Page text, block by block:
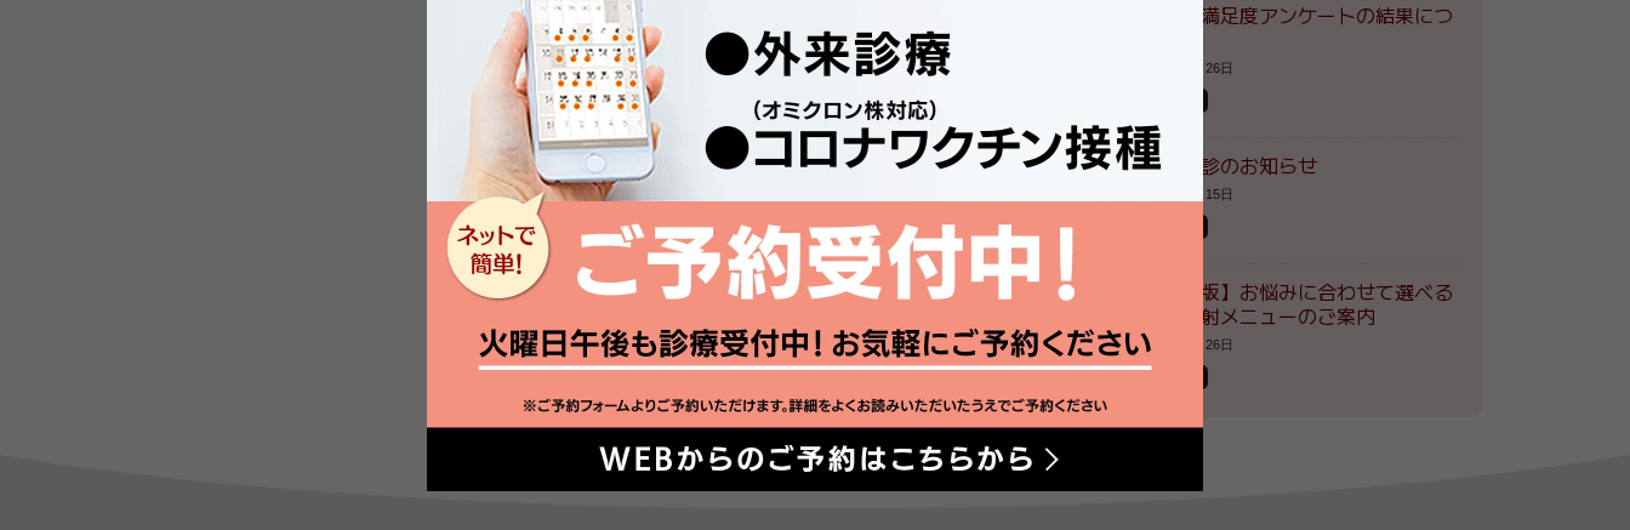
一覧に戻る
患者様満足度アンケートの結果につ
2026年7月26日
夏季休診のお知らせ
2026年7月15日
【最新版】お悩みに合わせて選べる
自費注射メニューのご案内
2026年5月26日